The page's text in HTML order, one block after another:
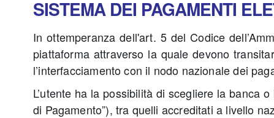
SISTEMA DEI PAGAMENTI
In ottemperanza dell'art. 5 del Codice
piattaforma attraverso la quale devono
l’interfacciamento con il nodo nazionale dei
L’utente ha la possibilità di scegliere la banca
di Pagamento”), tra quelli accreditati a livello